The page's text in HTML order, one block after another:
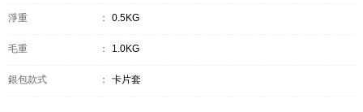
淨重 ： 0.5KG
毛重 ： 1.0KG
銀包款式 ： 卡片套